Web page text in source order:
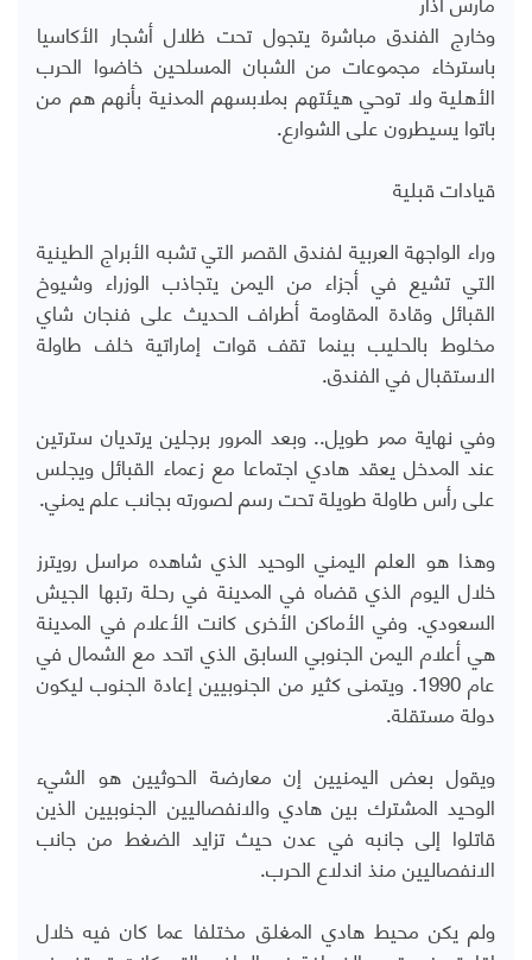
وخارج الفندق مباشرة يتجول تحت ظلال أشجار الأكاسيا
باسترخاء مجموعات من الشبان المسلحين خاضوا الحرب
الأهلية ولا توحي هيئتهم بملابسهم المدنية بأنهم هم من
باتوا يسيطرون على الشوارع.
قيادات قبلية
وراء الواجهة العربية لفندق القصر التي تشبه الأبراج الطينية
التي تشيع في أجزاء من اليمن يتجاذب الوزراء وشيوخ
القبائل وقادة المقاومة أطراف الحديث على فنجان شاي
مخلوط بالحليب بينما تقف قوات إماراتية خلف طاولة
الاستقبال في الفندق.
وفي نهاية ممر طويل.. وبعد المرور برجلين يرتديان سترتين
عند المدخل يعقد هادي اجتماعا مع زعماء القبائل ويجلس
على رأس طاولة طويلة تحت رسم لصورته بجانب علم يمني.
وهذا هو العلم اليمني الوحيد الذي شاهده مراسل رويترز
خلال اليوم الذي قضاه في المدينة في رحلة رتبها الجيش
السعودي. وفي الأماكن الأخرى كانت الأعلام في المدينة
هي أعلام اليمن الجنوبي السابق الذي اتحد مع الشمال في
عام 1990. ويتمنى كثير من الجنوبيين إعادة الجنوب ليكون
دولة مستقلة.
ويقول بعض اليمنيين إن معارضة الحوثيين هو الشيء
الوحيد المشترك بين هادي والانفصاليين الجنوبيين الذين
قاتلوا إلى جانبه في عدن حيث تزايد الضغط من جانب
الانفصاليين منذ اندلاع الحرب.
ولم يكن محيط هادي المغلق مختلفا عما كان فيه خلال